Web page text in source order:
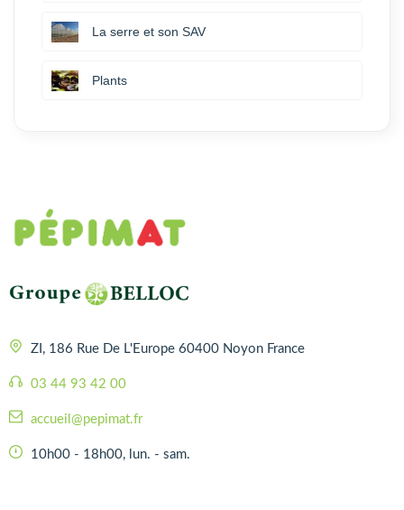
La serre et son SAV
Plants
ZI, 186 Rue De L'Europe 60400 Noyon France
03 44 93 42 00
accueil@pepimat.fr
10h00 - 18h00, lun. - sam.